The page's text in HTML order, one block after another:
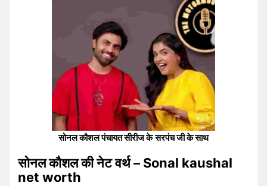
सोनल कौशल पंचायत सीरीज के सरपंच जी के साथ
सोनल कौशल की नेट वर्थ – Sonal kaushal
net worth